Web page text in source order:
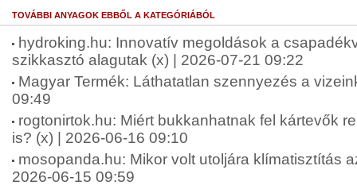
TOVÁBBI ANYAGOK EBBŐL A KATEGÓRIÁBÓL
hydroking.hu: Innovatív megoldások a
szikkasztó alagutak (x) | 2026-07-21 09:22
Magyar Termék: Láthatatlan szennyezés a
09:49
rogtonirtok.hu: Miért bukkanhatnak fel kártevők
is? (x) | 2026-06-16 09:10
mosopanda.hu: Mikor volt utoljára klímatisztítás
2026-06-15 09:59